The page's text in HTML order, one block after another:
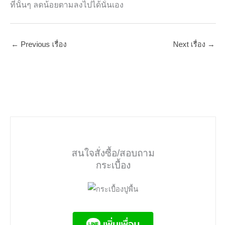
ที่นั้นๆ ลดน้อยตามลงไปได้นั่นเอง
← Previous เรื่อง Next เรื่อง →
สนใจสั่งซื้อ/สอบถาม
กระเบื้อง